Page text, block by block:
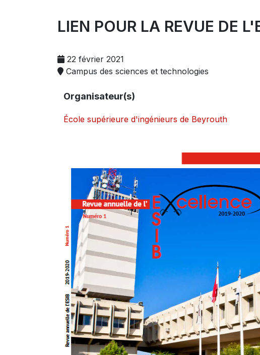
LIEN POUR LA REVUE DE
22 février 2021
Campus des sciences et technologies
Organisateur(s)
École supérieure d'ingénieurs de Beyrouth